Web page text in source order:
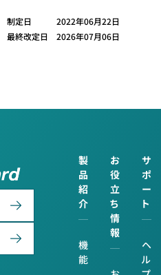
制定日
2022年06月22日
最終改定日
2026年07月06日
製
品
紹
介
機
能
お
役
立
ち
情
報
サ
ポ
ー
ト
ヘ
ル